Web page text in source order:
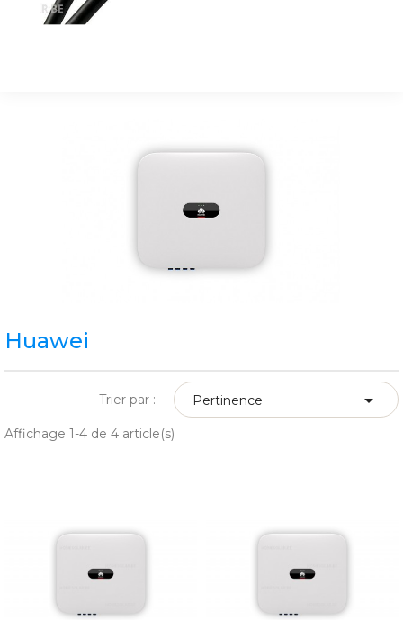
Huawei
Trier par : Pertinence 
Affichage 1-4 de 4 article(s)